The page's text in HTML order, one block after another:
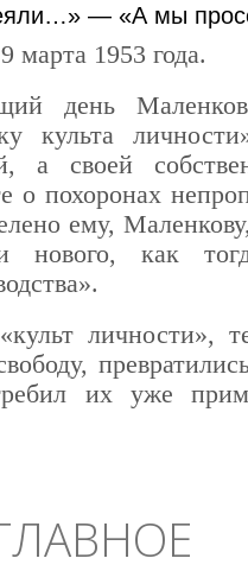
— «А мы
марта 1953 года.
день Маленков
культа
а своей
о похоронах
ему,
нового, как
личности»,
их уже